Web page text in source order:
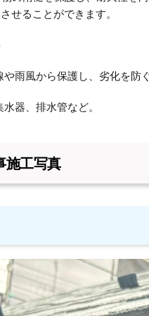
せることができます。
や雨風から保護し、劣化を防
器、排水管など。
施工写真